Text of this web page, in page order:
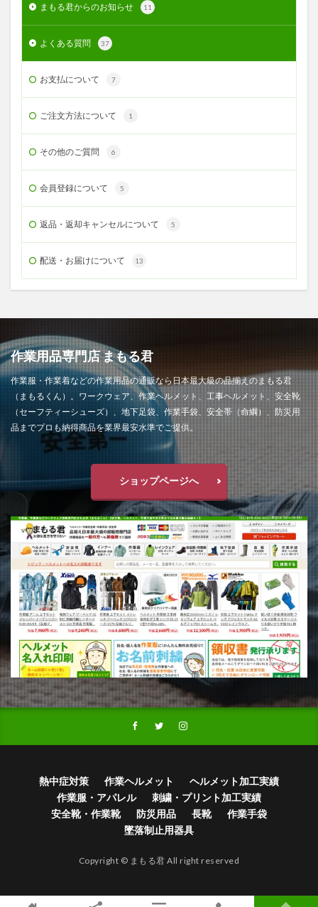
まもる君からのお知らせ 11
よくある質問 37
お支払について 7
ご注文方法について 1
その他のご質問 6
会員登録について 5
返品・返却キャンセルについて 5
配送・お届けについて 13
作業用品専門店 まもる君
作業服・作業着などの作業用品の通販なら日本最大級の品揃えのまもる君
（まもるくん）。ワークウェア、作業ヘルメット、工事ヘルメット、安全靴
（セーフティーシューズ）、地下足袋、作業手袋、安全帯（命綱）、防災用
品までプロも納得商品を業界最安水準でご提供。
ショップページへ
熱中症対策 作業ヘルメット
ヘルメット加工実績
作業服・アパレル
刺繍・プリント加工実績
安全靴・作業靴
防災用品 長靴
作業手袋
墜落制止用器具
Copyright © まもる君 All right reserved